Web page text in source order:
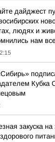
дайджест
людях и
нам
Кубка
закуска